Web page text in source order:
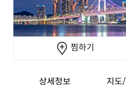
찜하기
상세정보 지도